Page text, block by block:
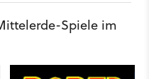
Spiele im